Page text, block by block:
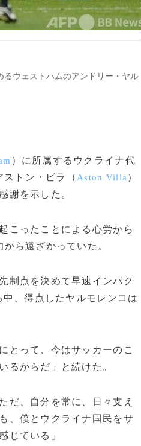
るウェストハムのアンドリー・ヤル
）に所属するウクライナ代
ストン・ビラ（ Aston Villa ）
謝を示した。
こったことによる心労から
ら遠ざかっていた。
制点を決めて早速インパク
、得点したヤルモレンコは
とって、今はサッカーのこ
るからだ」と続けた。
だ、自分を常に、日々支え
、僕とウクライナ国民をサ
じている」